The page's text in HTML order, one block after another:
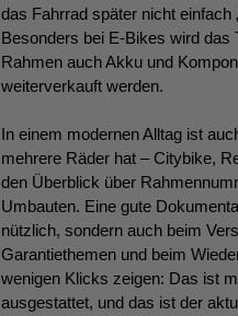
das Fahrrad später nicht einfach
Besonders bei E-Bikes wird das
Rahmen auch Akku und
weiterverkauft werden.
In einem modernen Alltag ist
mehrere Räder hat – Citybike,
den Überblick über
Umbauten. Eine gute
nützlich, sondern auch beim
Garantiethemen und beim
wenigen Klicks zeigen: Das ist
ausgestattet, und das ist der